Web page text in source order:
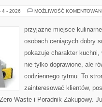
4 - 2026 MOŻLIWOŚĆ
przyjazne miejsce
osobach ceniących dobry
pokazuje charakter
nie tylko doprawione, ale
codziennego rytmu. To
zainteresować klientów,
Waste i Poradnik Zakupowy.